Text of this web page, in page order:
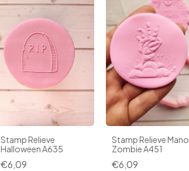
Stamp Relieve
Halloween A635
€6,09
Stamp Relieve Mano
Zombie A451
€6,09